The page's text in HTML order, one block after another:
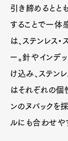
引き締めるとと
することで一体
は、ステンレス
ー。針やインデ
け込み、ステン
はそれぞれの個
ンのヌバックを
ルにも合わせや